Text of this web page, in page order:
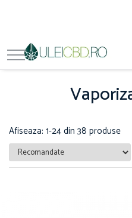
Afiseaza: 1-24din 38 produse